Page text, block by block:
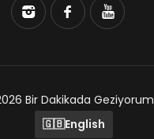
Bir Dakikada Geziyorum
🇬🇧English